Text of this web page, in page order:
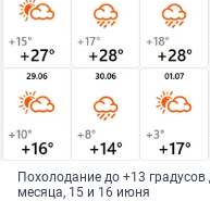
Похолодание до +13
месяца, 15 и 16 июня